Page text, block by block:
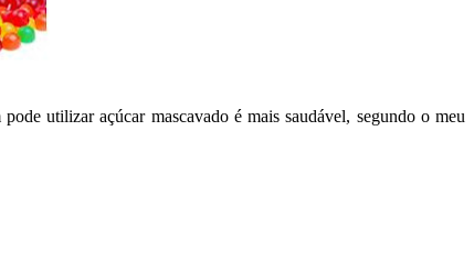
utilizar açúcar mascavado é mais saudável, segundo o meu